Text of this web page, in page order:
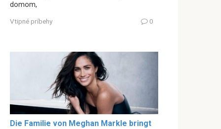
domom,
Vtipné príbehy 0
Die Familie von Meghan Markle bringt